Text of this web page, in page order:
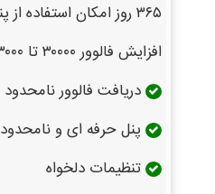
۳۶۵ روز امکان استفاده از پنل
افزایش فالوور ۳۰۰۰۰ تا ۵۳۰۰۰ نفر
دریافت فالوور نامحدود
پنل حرفه ای و نامحدود
تنظیمات دلخواه